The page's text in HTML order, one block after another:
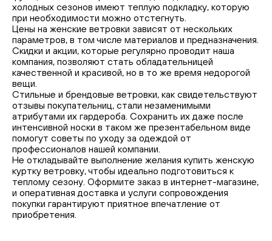
холодных сезонов имеют теплую подкладку, которую
при необходимости можно отстегнуть.
Цены на женские ветровки зависят от нескольких
параметров, в том числе материалов и предназначения.
Скидки и акции, которые регулярно проводит наша
компания, позволяют стать обладательницей
качественной и красивой, но в то же время недорогой
вещи.
Стильные и брендовые ветровки, как свидетельствуют
отзывы покупательниц, стали незаменимыми
атрибутами их гардероба. Сохранить их даже после
интенсивной носки в таком же презентабельном виде
помогут советы по уходу за одеждой от
профессионалов нашей компании.
Не откладывайте выполнение желания купить женскую
куртку ветровку, чтобы идеально подготовиться к
теплому сезону. Оформите заказ в интернет-магазине,
и оперативная доставка и услуги сопровождения
покупки гарантируют приятное впечатление от
приобретения.